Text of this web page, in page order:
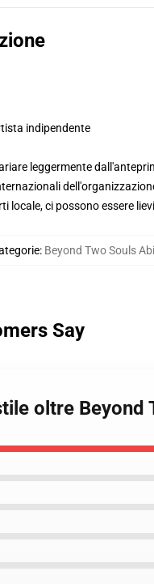
indipendente
leggermente
locale, ci possono essere
: Beyond Two Souls
Say
oltre Beyond